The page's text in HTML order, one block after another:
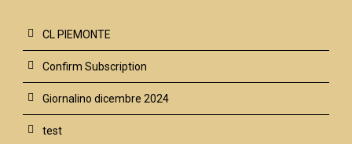
CL PIEMONTE
Confirm Subscription
Giornalino dicembre 2024
test